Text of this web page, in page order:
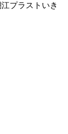
プラストいき